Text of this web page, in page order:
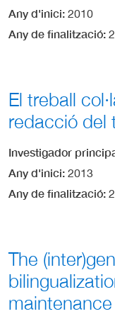
Any d'inici 2010
Any de finalització
El treball
redacció del
Investigador
Any d'inici 2013
Any de finalització
The